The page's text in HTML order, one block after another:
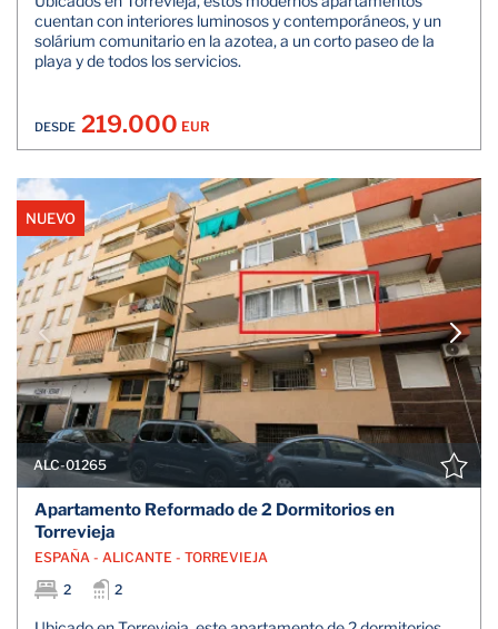
cuentan con interiores luminosos y contemporáneos, y un
solárium comunitario en la azotea, a un corto paseo de la
playa y de todos los servicios.
DESDE 219.000 EUR
NUEVO
ALC-01265
Apartamento Reformado de 2 Dormitorios en
Torrevieja
ESPAÑA - ALICANTE - TORREVIEJA
2
2